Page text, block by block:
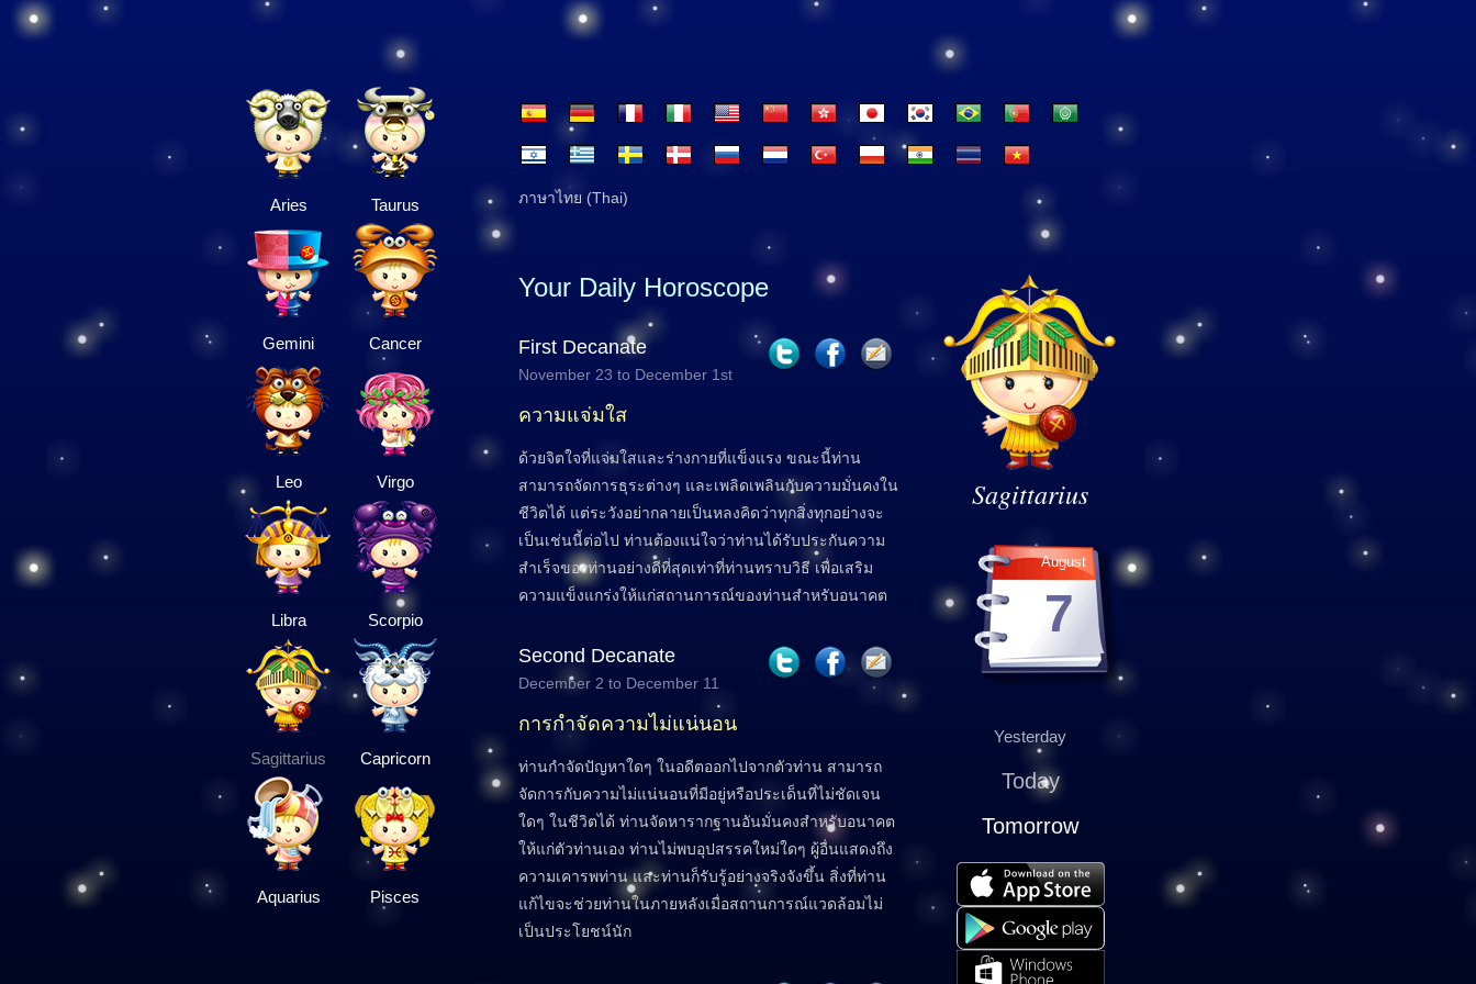
Aries Taurus
Gemini Cancer
Leo Virgo
Libra Scorpio
Sagittarius Capricorn
Aquarius Pisces
ภาษาไทย (Thai)
Sagittarius
August
7
Yesterday
Today
Tomorrow
Your Daily Horoscope
First Decanate
November 23 to December 1st
ความแจ่มใส
ด้วยจิตใจที่แจ่มใสและร่างกายที่แข็งแรง ขณะนี้ท่าน
สามารถจัดการธุระต่างๆ และเพลิดเพลินกับความมั่นคงใน
ชีวิตได้ แต่ระวังอย่ากลายเป็นหลงคิดว่าทุกสิ่งทุกอย่างจะ
เป็นเช่นนี้ต่อไป ท่านต้องแน่ใจว่าท่านได้รับประกันความ
สำเร็จของท่านอย่างดีที่สุดเท่าที่ท่านทราบวิธี เพื่อเสริม
ความแข็งแกร่งให้แก่สถานการณ์ของท่านสำหรับอนาคต
Second Decanate
December 2 to December 11
การกำจัดความไม่แน่นอน
ท่านกำจัดปัญหาใดๆ ในอดีตออกไปจากตัวท่าน สามารถ
จัดการกับความไม่แน่นอนที่มีอยู่หรือประเด็นที่ไม่ชัดเจน
ใดๆ ในชีวิตได้ ท่านจัดหารากฐานอันมั่นคงสำหรับอนาคต
ให้แก่ตัวท่านเอง ท่านไม่พบอุปสรรคใหม่ใดๆ ผู้อื่นแสดงถึง
ความเคารพท่าน และท่านก็รับรู้อย่างจริงจังขึ้น สิ่งที่ท่าน
แก้ไขจะช่วยท่านในภายหลังเมื่อสถานการณ์แวดล้อมไม่
เป็นประโยชน์นัก